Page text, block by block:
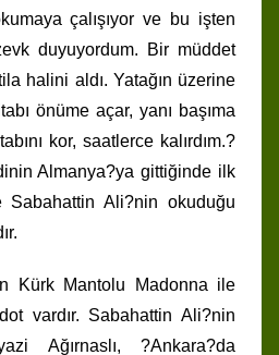
çalışıyor ve bu işten
duyuyordum. Bir müddet
halini aldı. Yatağın üzerine
önüme açar, yanı başıma
kor, saatlerce kalırdım.?
Almanya?ya gittiğinde ilk
Ali?nin okuduğu
Kürk Mantolu Madonna ile
vardır. Sabahattin Ali?nin
Ağırnaslı, ?Ankara?da